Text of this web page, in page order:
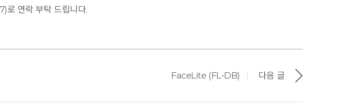
로 연락 부탁 드립니다.
다음 글
FaceLite (FL-DB)